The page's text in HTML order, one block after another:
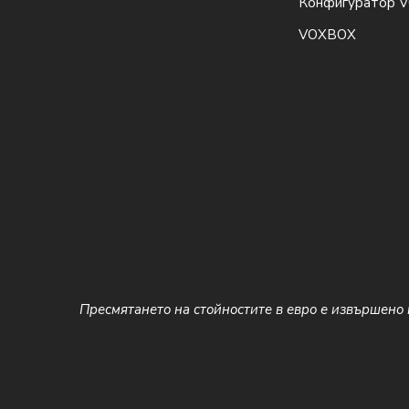
Как да изберете
VOXBOX
Пресмятането на стойностите в евро е